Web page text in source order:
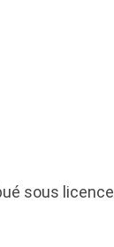
sous licence